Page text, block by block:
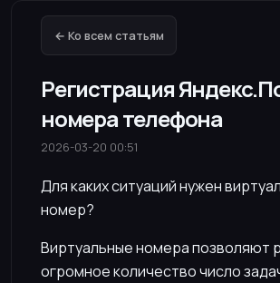
← Ко всем статьям
Регистрация
номера телефона
2026-03-20 00:51
Для каких ситуаций нужен
номер?
Виртуальные номера позволяют
огромное количество число